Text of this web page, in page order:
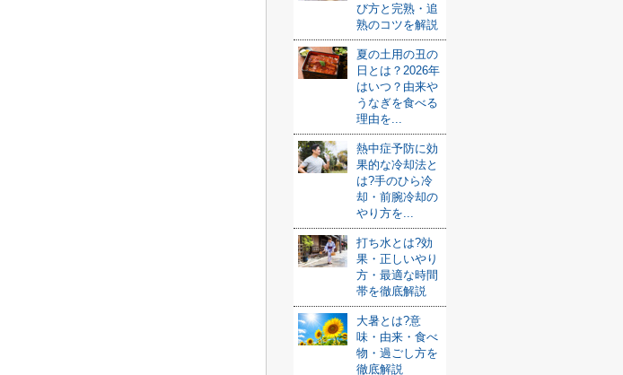
び方と完熟・追
熟のコツを解説
夏の土用の丑の
日とは？2026年
はいつ？由来や
うなぎを食べる
理由を...
熱中症予防に効
果的な冷却法と
は?手のひら冷
却・前腕冷却の
やり方を...
打ち水とは?効
果・正しいやり
方・最適な時間
帯を徹底解説
大暑とは?意
味・由来・食べ
物・過ごし方を
徹底解説